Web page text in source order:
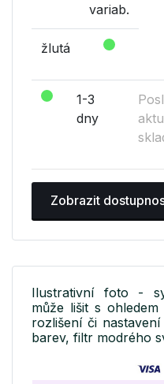
variab.
žlutá
1-3
dny
Zobrazit
Ilustrativní foto -
může lišit s
rozlišení či
barev, filtr modrého